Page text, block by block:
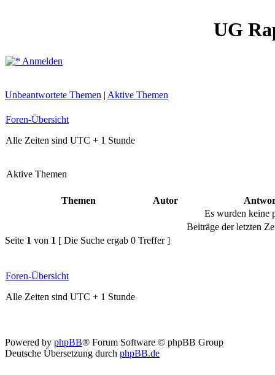
UG
Anmelden
Unbeantwortete Themen | Aktive Themen
Foren-Übersicht
Alle Zeiten sind UTC + 1 Stunde
Aktive Themen
Themen Autor
Es wurden keine
Beiträge der letzten
Seite 1 von 1 [ Die Suche ergab 0 Treffer ]
Foren-Übersicht
Alle Zeiten sind UTC + 1 Stunde
Powered by phpBB® Forum Software © phpBB Group
Deutsche Übersetzung durch phpBB.de